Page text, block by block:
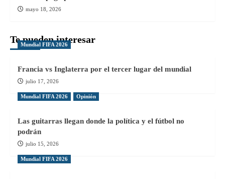
mayo 18, 2026
Te pueden interesar
Mundial FIFA 2026
Francia vs Inglaterra por el tercer lugar del mundial
julio 17, 2026
Mundial FIFA 2026 Opinión
Las guitarras llegan donde la política y el fútbol no
podrán
julio 15, 2026
Mundial FIFA 2026